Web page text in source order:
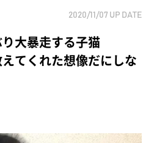
2020/11/07 UP DATE
大暴走する子猫
てくれた想像だにしな